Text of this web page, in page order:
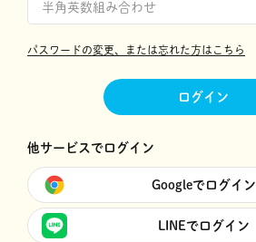
パスワードの変更、または忘れた方はこちら
ログイン
他サービスでログイン
Googleでログイン
LINEでログイン